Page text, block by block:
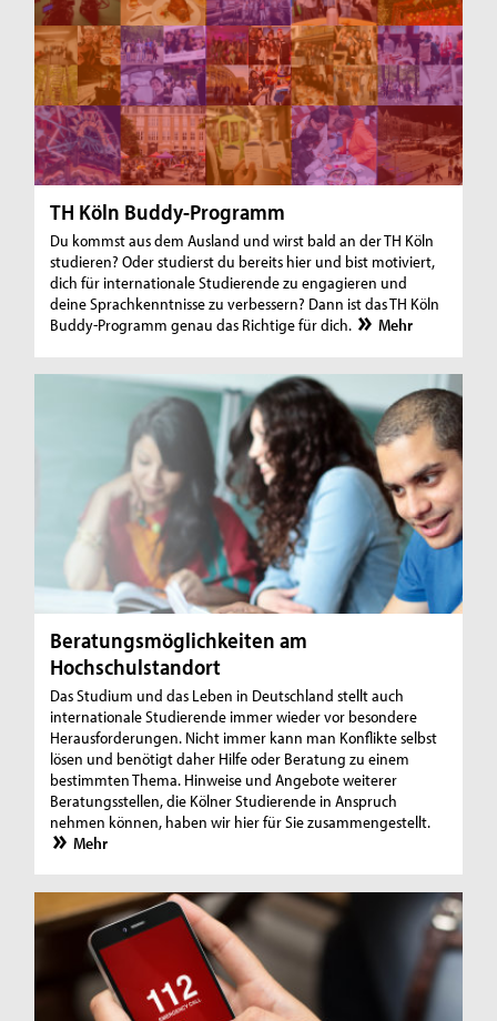
TH Köln Buddy-Programm
Du kommst aus dem Ausland und wirst bald an der TH Köln
studieren? Oder studierst du bereits hier und bist motiviert,
dich für internationale Studierende zu engagieren und
deine Sprachkenntnisse zu verbessern? Dann ist das TH Köln
Buddy-Programm genau das Richtige für dich.
Mehr
Beratungsmöglichkeiten am
Hochschulstandort
Das Studium und das Leben in Deutschland stellt auch
internationale Studierende immer wieder vor besondere
Herausforderungen. Nicht immer kann man Konflikte selbst
lösen und benötigt daher Hilfe oder Beratung zu einem
bestimmten Thema. Hinweise und Angebote weiterer
Beratungsstellen, die Kölner Studierende in Anspruch
nehmen können, haben wir hier für Sie zusammengestellt.
Mehr